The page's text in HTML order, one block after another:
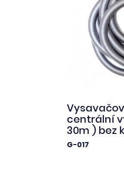
centrální
30m ) bez
G-017